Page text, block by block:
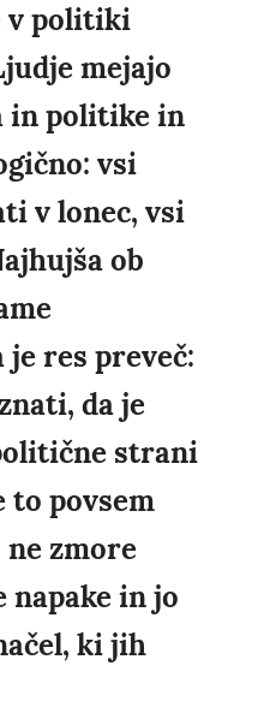
v politiki
mejajo
in politike in
vsi
v lonec, vsi
ob
je res preveč:
da je
strani
to povsem
zmore
in jo
ki jih